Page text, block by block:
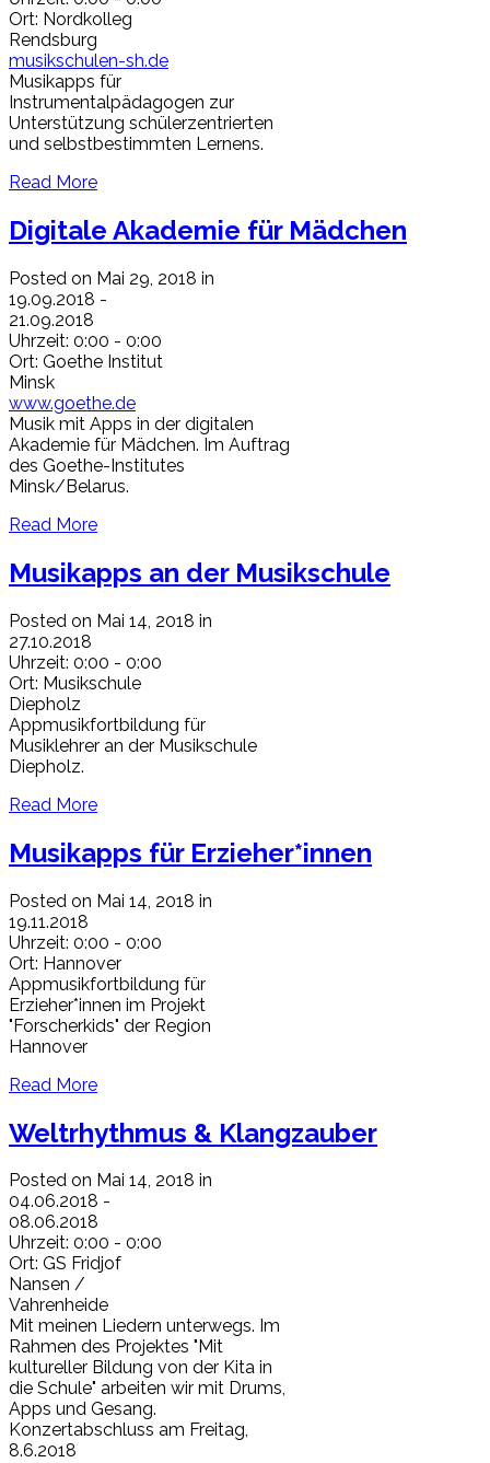
Ort: Nordkolleg
Rendsburg
musikschulen-sh.de
Musikapps für
Instrumentalpädagogen zur
Unterstützung schülerzentrierten
und selbstbestimmten Lernens.
Read More
Digitale Akademie für Mädchen
Posted on Mai 29, 2018 in
19.09.2018 -
21.09.2018
Uhrzeit: 0:00 - 0:00
Ort: Goethe Institut
Minsk
www.goethe.de
Musik mit Apps in der digitalen
Akademie für Mädchen. Im Auftrag
des Goethe-Institutes
Minsk/Belarus.
Read More
Musikapps an der Musikschule
Posted on Mai 14, 2018 in
27.10.2018
Uhrzeit: 0:00 - 0:00
Ort: Musikschule
Diepholz
Appmusikfortbildung für
Musiklehrer an der Musikschule
Diepholz.
Read More
Musikapps für Erzieher*innen
Posted on Mai 14, 2018 in
19.11.2018
Uhrzeit: 0:00 - 0:00
Ort: Hannover
Appmusikfortbildung für
Erzieher*innen im Projekt
"Forscherkids" der Region
Hannover
Read More
Weltrhythmus & Klangzauber
Posted on Mai 14, 2018 in
04.06.2018 -
08.06.2018
Uhrzeit: 0:00 - 0:00
Ort: GS Fridjof
Nansen /
Vahrenheide
Mit meinen Liedern unterwegs. Im
Rahmen des Projektes "Mit
kultureller Bildung von der Kita in
die Schule" arbeiten wir mit Drums,
Apps und Gesang.
Konzertabschluss am Freitag,
8.6.2018